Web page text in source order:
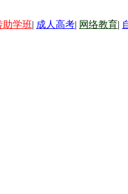
助学班| 成人高考| 网络教育|